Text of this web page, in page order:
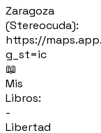
Zaragoza
(Stereocuda):
https://
g_st=ic
📖
Mis
Libros:
-
Libertad